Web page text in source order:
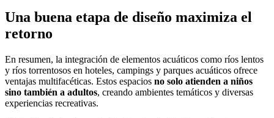
Una buena etapa de diseño maximiza el
retorno
En resumen, la integración de elementos acuáticos como ríos lentos
y ríos torrentosos en hoteles, campings y parques acuáticos ofrece
ventajas multifacéticas. Estos espacios no solo atienden a niños
sino también a adultos, creando ambientes temáticos y diversas
experiencias recreativas.